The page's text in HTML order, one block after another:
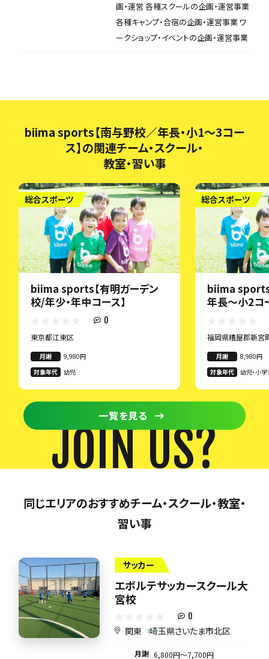
画・運営 各種スクールの企画・運営事業
各種キャンプ・合宿の企画・運営事業 ワ
ークショップ・イベントの企画・運営事業
biima sports【南与野校／年長・小1〜3コー
ス】の関連チーム・スクール・
教室・習い事
総合スポーツ
biima sports【有明ガーデン
校/年少・年中コース】
0
東京都江東区
月謝
9,980円
対象年代
幼児
総合スポーツ
biima sports
年長〜小2コ
福岡県糟屋郡新宮
月謝
8,980円
対象年代
幼児・小
一覧を見る
JOIN US?
同じエリアのおすすめチーム・スクール・教室・
習い事
サッカー
エボルテサッカースクール大
宮校
0
関東 埼玉県さいたま市北区
月謝 6,800円〜7,700円